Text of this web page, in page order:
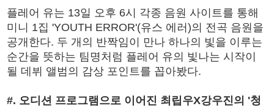
플레어 유는 13일 오후 6시 각종 음원 사이트를 통해
미니 1집 'YOUTH ERROR'(유스 에러)의 전곡 음원을
공개한다. 두 개의 반짝임이 만나 하나의 빛을 이루는
순간을 뜻하는 팀명처럼 플레어 유의 빛나는 시작이
될 데뷔 앨범의 감상 포인트를 꼽아봤다.
#. 오디션 프로그램으로 이어진 최립우X강우진의 '청